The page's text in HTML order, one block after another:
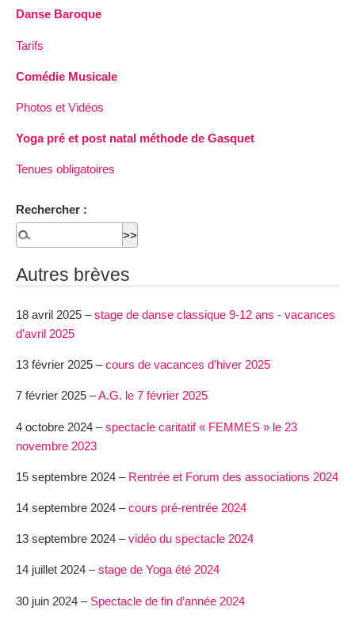
Danse Baroque
Tarifs
Comédie Musicale
Photos et Vidéos
Yoga pré et post natal méthode de Gasquet
Tenues obligatoires
Rechercher :
Autres brèves
18 avril 2025 –stage de danse classique 9-12 ans - vacances
d’avril 2025
13 février 2025 –cours de vacances d’hiver 2025
7 février 2025 –A.G. le 7 février 2025
4 octobre 2024 –spectacle caritatif « FEMMES » le 23
novembre 2023
15 septembre 2024 – Rentrée et Forum des associations 2024
14 septembre 2024 –cours pré-rentrée 2024
13 septembre 2024 –vidéo du spectacle 2024
14 juillet 2024 –stage de Yoga été 2024
30 juin 2024 – Spectacle de fin d’année 2024